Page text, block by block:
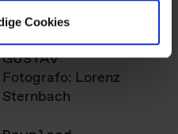
Cookies
GUSTAV
Fotografo: Lorenz
Sternbach